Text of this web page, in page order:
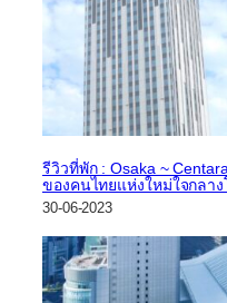
รีวิวที่พัก : Osaka ~
ของคนไทยแห่งใหม่ใจกลาง
30-06-2023